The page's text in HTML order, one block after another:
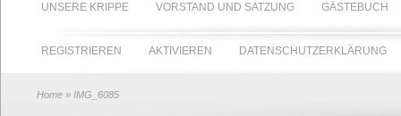
UNSERE KRIPPE VORSTAND UND SATZUNG GÄSTEBUCH
REGISTRIEREN AKTIVIEREN DATENSCHUTZERKLÄRUNG
Home » IMG_6085